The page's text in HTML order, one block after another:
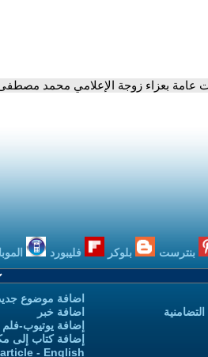
عامة بعزاء زوجة الإعلامي محمد
بنترست بلوكر فليبورد
اضافة موضوع
اضافة خبر
إضافة يوتيوب-
إضافة كتاب إلى
- English